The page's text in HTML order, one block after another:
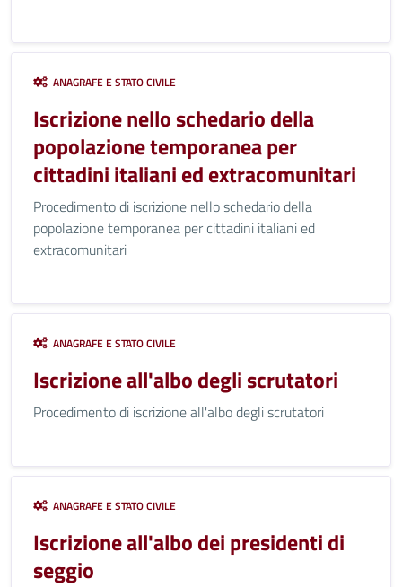
ANAGRAFE E STATO CIVILE
Iscrizione nello schedario della
popolazione temporanea per
cittadini italiani ed extracomunitari
Procedimento di iscrizione nello schedario della
popolazione temporanea per cittadini italiani ed
extracomunitari
ANAGRAFE E STATO CIVILE
Iscrizione all'albo degli scrutatori
Procedimento di iscrizione all'albo degli scrutatori
ANAGRAFE E STATO CIVILE
Iscrizione all'albo dei presidenti di
seggio